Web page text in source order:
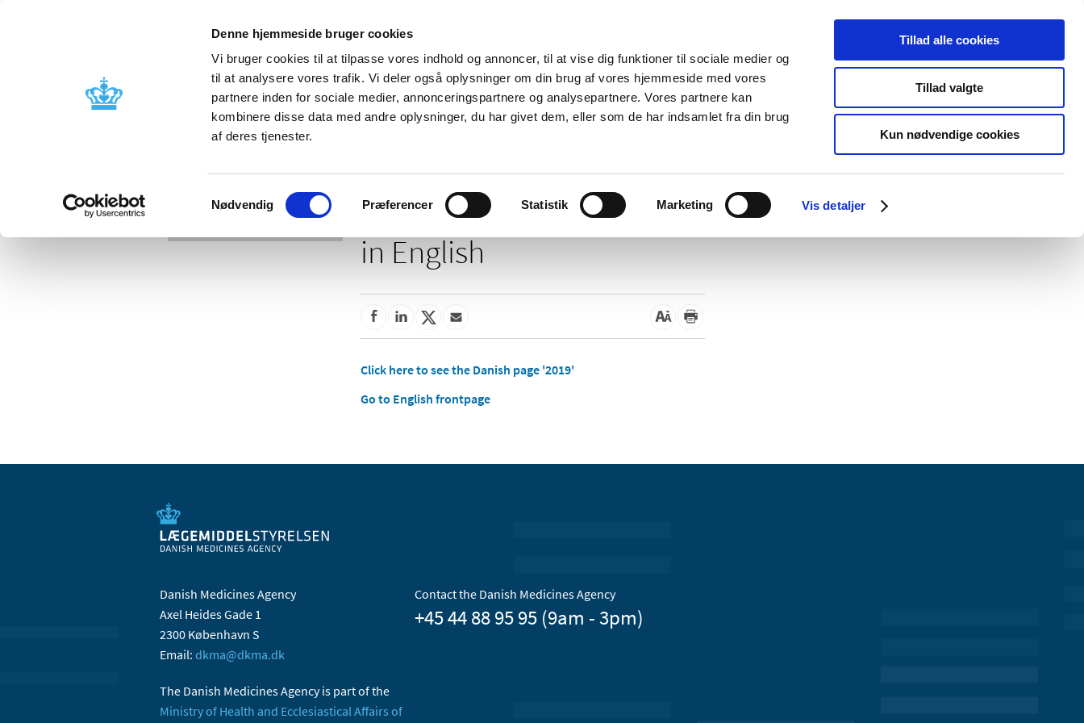
Denne hjemmeside bruger cookies
Vi bruger cookies til at tilpasse vores indhold og annoncer, til at vise dig funktioner til sociale medier og
til at analysere vores trafik. Vi deler også oplysninger om din brug af vores hjemmeside med vores
partnere inden for sociale medier, annonceringspartnere og analysepartnere. Vores partnere kan
kombinere disse data med andre oplysninger, du har givet dem, eller som de har indsamlet fra din brug
af deres tjenester.
Samtykkevalg
Nødvendig Præferencer Statistik Marketing Vis detaljer
Tillad alle cookies
Tillad valgte
Kun nødvendige cookies
News About us Contact us Publications
Licensing and
Side effects and product
information
Reimbursement and
Pharmacies and sale of
Medical
Special product
This page is not available
in English
Click here to see the Danish page '2019'
Go to English frontpage
Danish Medicines Agency
Axel Heides Gade 1
2300 København S
Email: dkma@dkma.dk
The Danish Medicines Agency is part of the
Ministry of Health and Ecclesiastical Affairs of
Contact the Danish Medicines Agency
+45 44 88 95 95 (9am - 3pm)